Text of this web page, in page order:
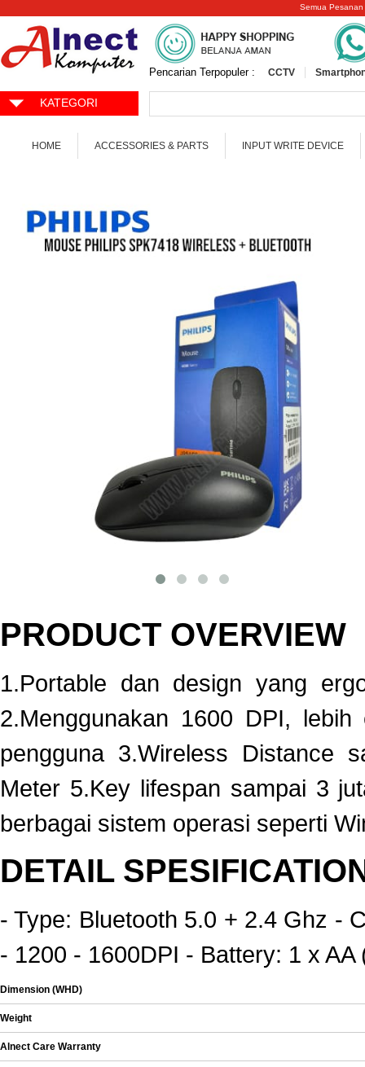
Semua Pesanan
Pencarian Terpopuler : CCTV
KATEGORI
HOME ACCESSORIES & PARTS INPUT WRITE DEVICE
PRODUCT OVERVIEW
1.Portable dan design yang
2.Menggunakan 1600 DPI,
pengguna 3.Wireless Distance
Meter 5.Key lifespan sampai 3
berbagai sistem operasi seperti
DETAIL
- Type: Bluetooth 5.0 + 2.4 Ghz -
- 1200 - 1600DPI - Battery: 1 x
Dimension (WHD)
Weight
Alnect Care Warranty